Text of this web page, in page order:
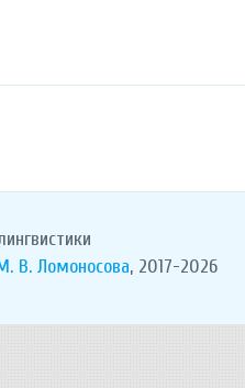
В. Ломоносова, 2017-2026